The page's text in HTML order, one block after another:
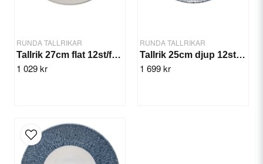
RUNDA TALLRIKAR
Tallrik 27cm flat 12st/fp. Frame
1 029 kr
RUNDA TALLRIKAR
Tallrik 25cm djup 12st/frp. Stellar Miro
1 699 kr
Skicka fråga